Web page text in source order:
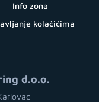
Info zona
kolačićima
d.o.o.